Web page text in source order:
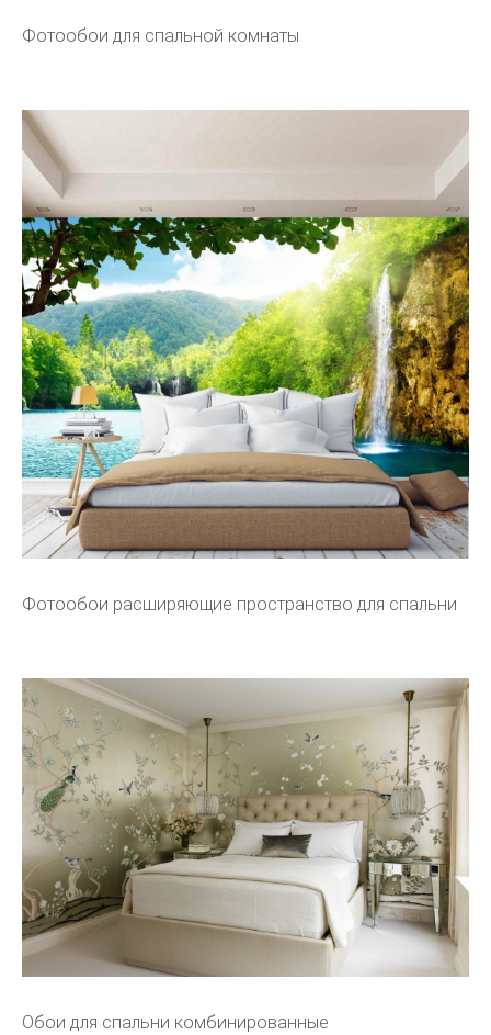
Фотообои для спальной комнаты
Фотообои расширяющие пространство для спальни
Обои для спальни комбинированные